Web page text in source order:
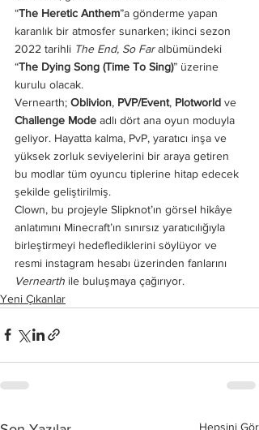
“The Heretic Anthem”a gönderme yapan
karanlık bir atmosfer sunarken; ikinci sezon
2022 tarihli The End, So Far albümündeki
“The Dying Song (Time To Sing)” üzerine
kurulu olacak.
Vernearth; Oblivion, PVP/Event, Plotworld ve
Challenge Mode adlı dört ana oyun moduyla
geliyor. Hayatta kalma, PvP, yaratıcı inşa ve
yüksek zorluk seviyelerini bir araya getiren
bu modlar tüm oyuncu tiplerine hitap edecek
şekilde geliştirilmiş.
Clown, bu projeyle Slipknot’ın görsel hikâye
anlatımını Minecraft’ın sınırsız yaratıcılığıyla
birleştirmeyi hedeflediklerini söylüyor ve
resmi instagram hesabı üzerinden fanlarını
Vernearth ile buluşmaya çağırıyor.
Yeni Çıkanlar
Hepsini Gör